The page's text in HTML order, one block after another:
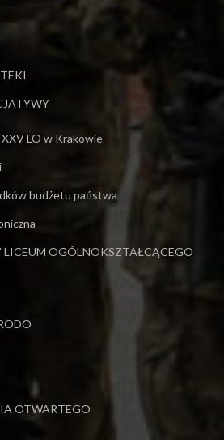
LO w Krakowie
budżetu państwa
LICEUM OGÓLNOKSZTAŁCĄCEGO
OTWARTEGO